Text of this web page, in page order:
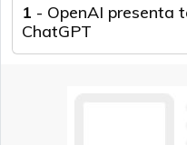
1 - OpenAI presenta
ChatGPT